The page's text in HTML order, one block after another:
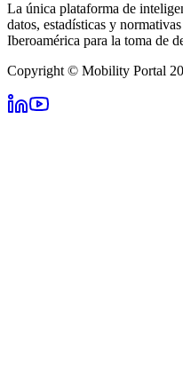
La única plataforma de
datos, estadísticas y
Iberoamérica para la toma de
Copyright © Mobility Portal